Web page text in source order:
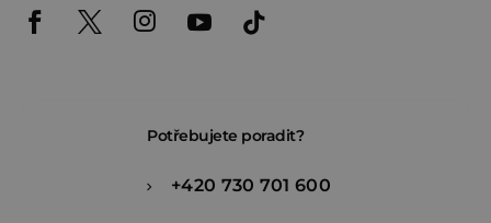
Potřebujete poradit?
+420 730 701 600